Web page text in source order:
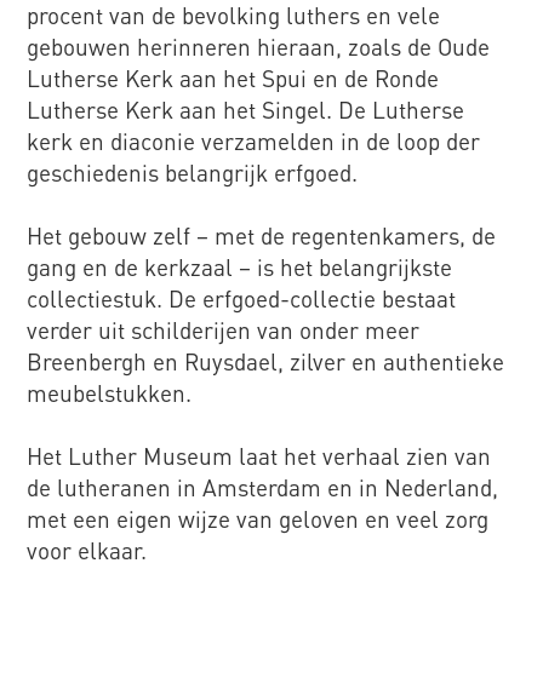
procent van de bevolking luthers en vele
gebouwen herinneren hieraan, zoals de Oude
Lutherse Kerk aan het Spui en de Ronde
Lutherse Kerk aan het Singel. De Lutherse
kerk en diaconie verzamelden in de loop der
geschiedenis belangrijk erfgoed.
Het gebouw zelf – met de regentenkamers, de
gang en de kerkzaal – is het belangrijkste
collectiestuk. De erfgoed-collectie bestaat
verder uit schilderijen van onder meer
Breenbergh en Ruysdael, zilver en authentieke
meubelstukken.
Het Luther Museum laat het verhaal zien van
de lutheranen in Amsterdam en in Nederland,
met een eigen wijze van geloven en veel zorg
voor elkaar.